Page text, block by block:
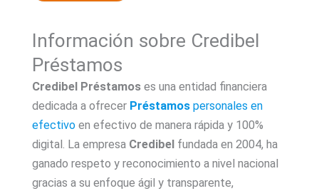
Información sobre Credibel
Préstamos
Credibel Préstamos es una entidad financiera
dedicada a ofrecer Préstamospersonales en
efectivo en efectivo de manera rápida y 100%
digital. La empresa Credibel fundada en 2004, ha
ganado respeto y reconocimiento a nivel nacional
gracias a su enfoque ágil y transparente,